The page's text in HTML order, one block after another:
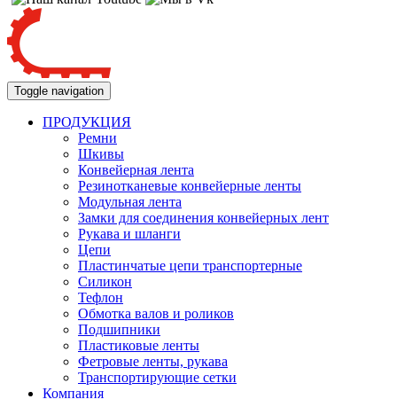
Toggle navigation
ПРОДУКЦИЯ
Ремни
Шкивы
Конвейерная лента
Резинотканевые конвейерные ленты
Модульная лента
Замки для соединения конвейерных лент
Рукава и шланги
Цепи
Пластинчатые цепи транспортерные
Силикон
Тефлон
Обмотка валов и роликов
Подшипники
Пластиковые ленты
Фетровые ленты, рукава
Транспортирующие сетки
Компания